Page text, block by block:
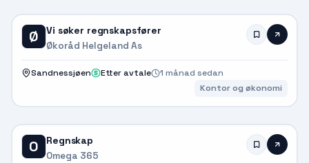
Ø Vi søker regnskapsfører
Økoråd Helgeland As
Sandnessjøen Etter avtale
1 månad sedan
Kontor og økonomi
O Regnskap
Omega 365